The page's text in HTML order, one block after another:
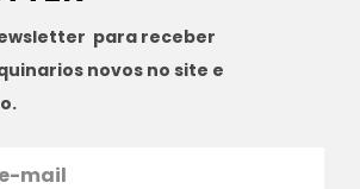
para receber
novos no site e